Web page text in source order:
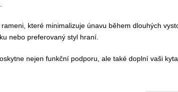
které minimalizuje únavu během dlouhých
nebo preferovaný styl hraní.
nejen funkční podporu, ale také doplní vaši